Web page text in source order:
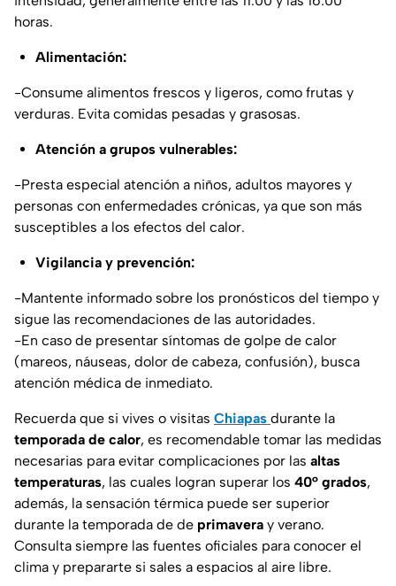
horas.
Alimentación:
-Consume alimentos frescos y ligeros, como frutas y
verduras. Evita comidas pesadas y grasosas.
Atención a grupos vulnerables:
-Presta especial atención a niños, adultos mayores y
personas con enfermedades crónicas, ya que son más
susceptibles a los efectos del calor.
Vigilancia y prevención:
-Mantente informado sobre los pronósticos del tiempo y
sigue las recomendaciones de las autoridades.
-En caso de presentar síntomas de golpe de calor
(mareos, náuseas, dolor de cabeza, confusión), busca
atención médica de inmediato.
Recuerda que si vives o visitas Chiapas durante la
temporada de calor, es recomendable tomar las medidas
necesarias para evitar complicaciones por las altas
temperaturas, las cuales logran superar los 40° grados,
además, la sensación térmica puede ser superior
durante la temporada de de primavera y verano.
Consulta siempre las fuentes oficiales para conocer el
clima y prepararte si sales a espacios al aire libre.